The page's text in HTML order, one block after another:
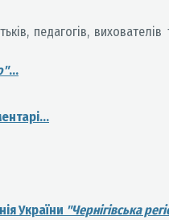
педагогів,
...
України "Чернігівська